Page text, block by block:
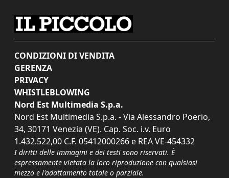
CONDIZIONI DI VENDITA
GERENZA
PRIVACY
WHISTLEBLOWING
Nord Est Multimedia S.p.a.
Nord Est Multimedia S.p.a. - Via Alessandro Poerio,
34, 30171 Venezia (VE). Cap. Soc. i.v. Euro
1.432.522,00 C.F. 05412000266 e REA VE-454332
I diritti delle immagini e dei testi sono riservati. È
espressamente vietata la loro riproduzione con qualsiasi
mezzo e l'adattamento totale o parziale.